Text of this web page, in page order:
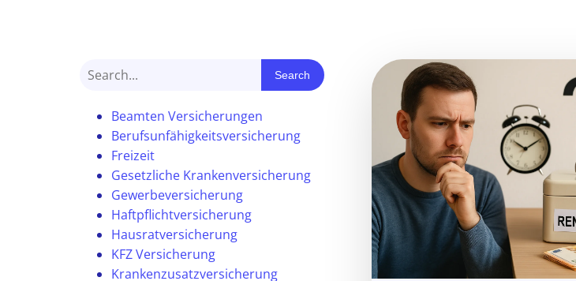
Search
Beamten Versicherungen
Berufsunfähigkeitsversicherung
Freizeit
Gesetzliche Krankenversicherung
Gewerbeversicherung
Haftpflichtversicherung
Hausratversicherung
KFZ Versicherung
Krankenzusatzversicherung